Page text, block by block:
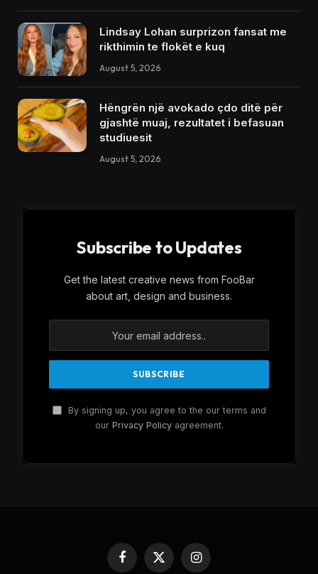
Lindsay Lohan surprizon fansat me
rikthimin te flokët e kuq
August 5, 2026
Hëngrën një avokado çdo ditë për
gjashtë muaj, rezultatet i befasuan
studiuesit
August 5, 2026
Subscribe to Updates
Get the latest creative news from FooBar
about art, design and business.
By signing up, you agree to the our terms and
our Privacy Policyagreement.
Facebook
X
Instagram